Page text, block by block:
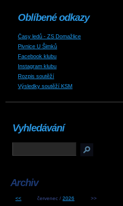
Oblíbené odkazy
Časy ledů - ZS Domažlice
Pivnice U Šimků
Facebook klubu
Instagram klubu
Rozpis soutěží
Výsledky soutěží KSM
Vyhledávání
Archiv
<< červenec /2026 >>